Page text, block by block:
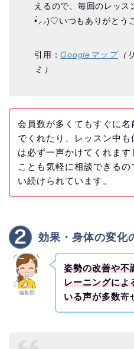
えるので、毎回のレッス
•́⸝⸝)♡いつもありがとう
引用：Googleマップ（
ミ）
会員数が多くてもすぐに名
でくれたり、レッスン中も
は必ず一声かけてくれます
ことも気軽に相談できるの
い続けられています。
効果・身体の変化
編集部
姿勢の改善や不
レーニングによ
いる声が多数寄